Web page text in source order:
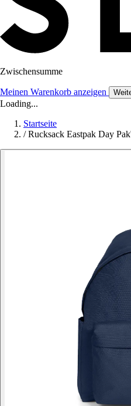
Zwischensumme
Meinen Warenkorb anzeigen
Loading...
Startseite
/ Rucksack Eastpak Day